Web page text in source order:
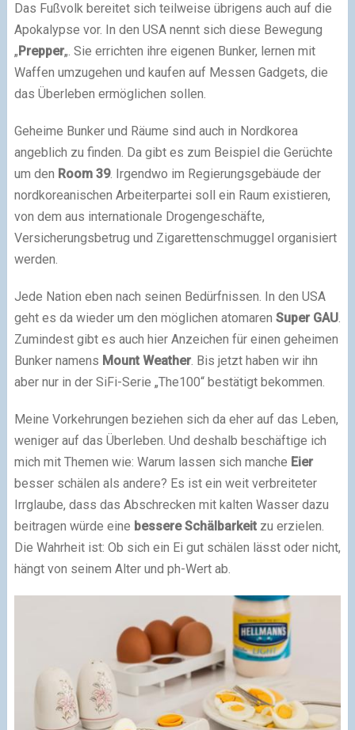
Das Fußvolk bereitet sich teilweise übrigens auch auf die
Apokalypse vor. In den USA nennt sich diese Bewegung
„Prepper„. Sie errichten ihre eigenen Bunker, lernen mit
Waffen umzugehen und kaufen auf Messen Gadgets, die
das Überleben ermöglichen sollen.
Geheime Bunker und Räume sind auch in Nordkorea
angeblich zu finden. Da gibt es zum Beispiel die Gerüchte
um den Room 39. Irgendwo im Regierungsgebäude der
nordkoreanischen Arbeiterpartei soll ein Raum existieren,
von dem aus internationale Drogengeschäfte,
Versicherungsbetrug und Zigarettenschmuggel organisiert
werden.
Jede Nation eben nach seinen Bedürfnissen. In den USA
geht es da wieder um den möglichen atomaren Super GAU.
Zumindest gibt es auch hier Anzeichen für einen geheimen
Bunker namens Mount Weather. Bis jetzt haben wir ihn
aber nur in der SiFi-Serie „The100“ bestätigt bekommen.
Meine Vorkehrungen beziehen sich da eher auf das Leben,
weniger auf das Überleben. Und deshalb beschäftige ich
mich mit Themen wie: Warum lassen sich manche Eier
besser schälen als andere? Es ist ein weit verbreiteter
Irrglaube, dass das Abschrecken mit kalten Wasser dazu
beitragen würde eine bessere Schälbarkeitzu erzielen.
Die Wahrheit ist: Ob sich ein Ei gut schälen lässt oder nicht,
hängt von seinem Alter und ph-Wert ab.